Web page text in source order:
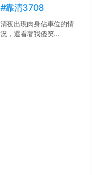
#靠清3708
清夜出現肉身佔車位的情
況，還看著我傻笑...